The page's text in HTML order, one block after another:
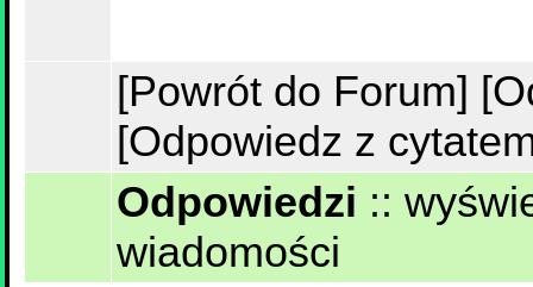
[Powrót do Forum]
[Odpowiedz z
Odpowiedzi ::
wiadomości